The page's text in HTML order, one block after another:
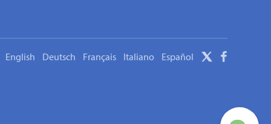
English Deutsch Français Italiano Español